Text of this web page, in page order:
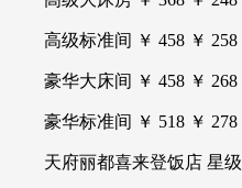
高级标准间 ￥ 458 ￥ 258
豪华大床间 ￥ 458 ￥ 268
豪华标准间 ￥ 518 ￥ 278
天府丽都喜来登饭店